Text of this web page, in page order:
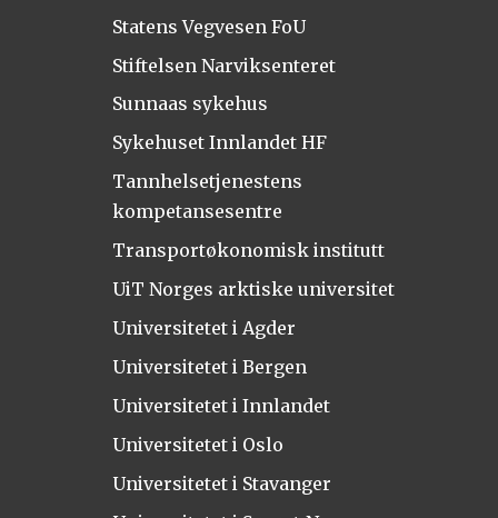
Statens Vegvesen FoU
Stiftelsen Narviksenteret
Sunnaas sykehus
Sykehuset Innlandet HF
Tannhelsetjenestens
kompetansesentre
Transportøkonomisk institutt
UiT Norges arktiske universitet
Universitetet i Agder
Universitetet i Bergen
Universitetet i Innlandet
Universitetet i Oslo
Universitetet i Stavanger